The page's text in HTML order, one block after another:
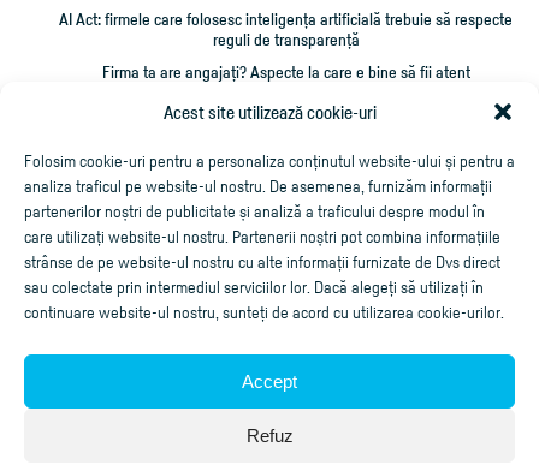
Acest site utilizează cookie-uri
Folosim cookie-uri pentru a personaliza conținutul website-ului și pentru a
analiza traficul pe website-ul nostru. De asemenea, furnizăm informații
partenerilor noștri de publicitate și analiză a traficului despre modul în
care utilizați website-ul nostru. Partenerii noștri pot combina informațiile
strânse de pe website-ul nostru cu alte informații furnizate de Dvs direct
sau colectate prin intermediul serviciilor lor. Dacă alegeți să utilizați în
continuare website-ul nostru, sunteți de acord cu utilizarea cookie-urilor.
Accept
Refuz
AI Act: firmele care folosesc inteligența artificială trebuie să respecte
reguli de transparență
Firma ta are angajați? Aspecte la care e bine să fii atent
Administrarea unei firme mici: 10 verificări care îți pot salva timp și bani
Aplicaţie de facturare online